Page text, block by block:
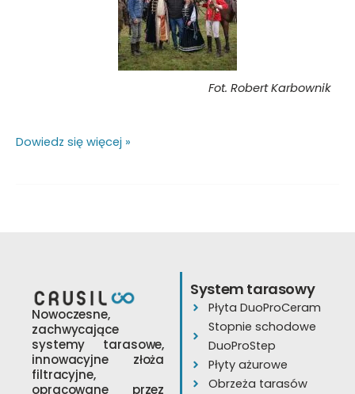
Fot. Robert Karbownik
Dowiedz się więcej »
Nowoczesne,
zachwycające
systemy tarasowe,
innowacyjne złoża
filtracyjne,
opracowane przez
System tarasowy
Płyta DuoProCeram
Stopnie schodowe
DuoProStep
Płyty ażurowe
Obrzeża tarasów